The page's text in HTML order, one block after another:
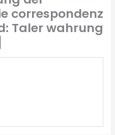
correspondenz
Taler wahrung